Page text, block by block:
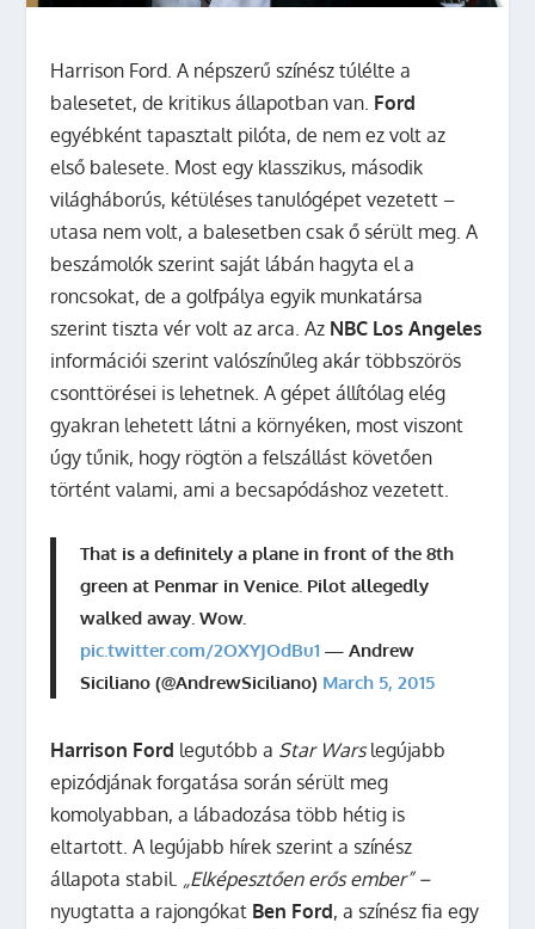
Harrison Ford. A népszerű színész túlélte a
balesetet, de kritikus állapotban van. Ford
egyébként tapasztalt pilóta, de nem ez volt az
első balesete. Most egy klasszikus, második
világháborús, kétüléses tanulógépet vezetett –
utasa nem volt, a balesetben csak ő sérült meg. A
beszámolók szerint saját lábán hagyta el a
roncsokat, de a golfpálya egyik munkatársa
szerint tiszta vér volt az arca. Az NBC Los Angeles
információi szerint valószínűleg akár többszörös
csonttörései is lehetnek. A gépet állítólag elég
gyakran lehetett látni a környéken, most viszont
úgy tűnik, hogy rögtön a felszállást követően
történt valami, ami a becsapódáshoz vezetett.
That is a definitely a plane in front of the 8th
green at Penmar in Venice. Pilot allegedly
walked away. Wow.
pic.twitter.com/2OXYJOdBu1 — Andrew
Siciliano (@AndrewSiciliano) March 5, 2015
Harrison Ford legutóbb a Star Warslegújabb
epizódjának forgatása során sérült meg
komolyabban, a lábadozása több hétig is
eltartott. A legújabb hírek szerint a színész
állapota stabil. „Elképesztően erős ember” –
nyugtatta a rajongókat Ben Ford, a színész fia egy